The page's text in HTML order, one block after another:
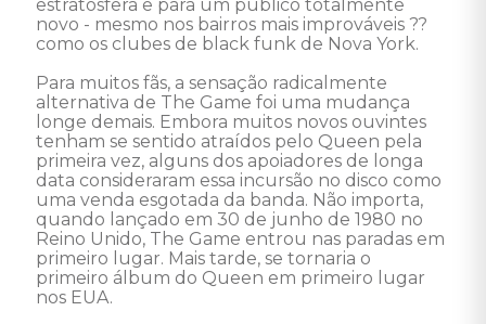
estratosfera e para um público totalmente
novo - mesmo nos bairros mais improváveis ??
como os clubes de black funk de Nova York.
Para muitos fãs, a sensação radicalmente
alternativa de The Game foi uma mudança
longe demais. Embora muitos novos ouvintes
tenham se sentido atraídos pelo Queen pela
primeira vez, alguns dos apoiadores de longa
data consideraram essa incursão no disco como
uma venda esgotada da banda. Não importa,
quando lançado em 30 de junho de 1980 no
Reino Unido, The Game entrou nas paradas em
primeiro lugar. Mais tarde, se tornaria o
primeiro álbum do Queen em primeiro lugar
nos EUA.